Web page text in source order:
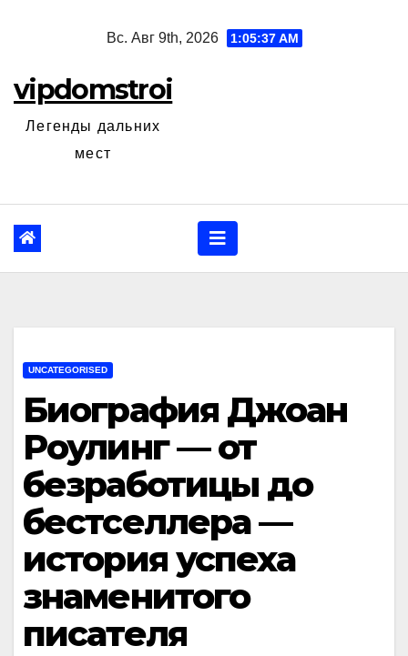
Вс. Авг 9th, 2026 1:05:38 AM
vipdomstroi
Легенды дальних
мест
UNCATEGORISED
Биография Джоан
Роулинг — от
безработицы до
бестселлера —
история успеха
знаменитого
писателя